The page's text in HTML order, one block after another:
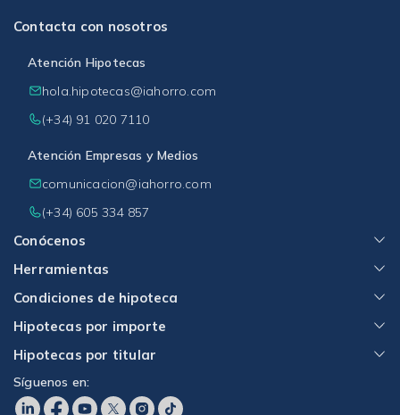
Conócenos
Herramientas
Condiciones de hipoteca
Hipotecas por importe
Hipotecas por titular
Contacta con nosotros
Atención Hipotecas
hola.hipotecas@iahorro.com
(+34) 91 020 7110
Atención Empresas y Medios
comunicacion@iahorro.com
(+34) 605 334 857
Síguenos en: